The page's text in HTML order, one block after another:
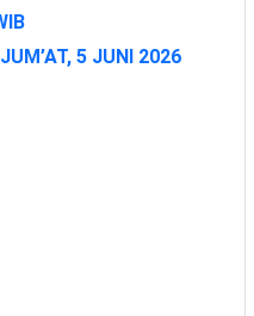
5 JUNI 2026